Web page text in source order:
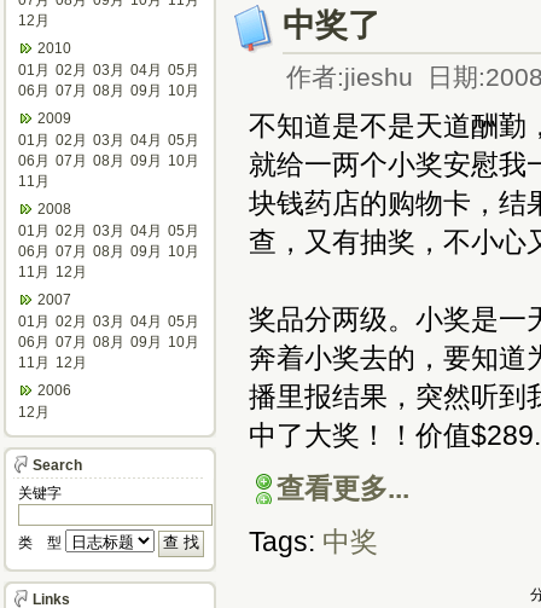
中奖了
作者:jieshu 日期
不知道是不是天道酬勤
就给一两个小奖安慰我
块钱药店的购物卡，结
查，又有抽奖，不小心
奖品分两级。小奖是一
奔着小奖去的，要知
播里报结果，突然听到
中了大奖！！价值
查看更多...
Tags: 中奖
12月
2010
01月 02月 03月 04月 05月
06月 07月 08月 09月
10月
2009
01月 02月 03月 04月 05月
06月 07月 08月 09月
10月
11月
2008
01月 02月 03月 04月 05月
06月 07月 08月 09月
10月
11月
12月
2007
01月 02月 03月 04月 05月
06月 07月 08月 09月
10月
11月
12月
2006
12月
Search
关键字
类 型
Links